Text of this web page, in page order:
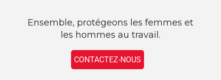
Ensemble, protégeons les femmes et
les hommes au travail.
CONTACTEZ-NOUS